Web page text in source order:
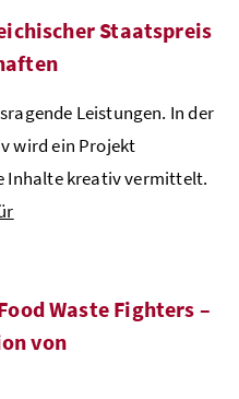
Staatspreis
Leistungen. In der
wird ein Projekt
Inhalte kreativ vermittelt.
Waste Fighters –
von